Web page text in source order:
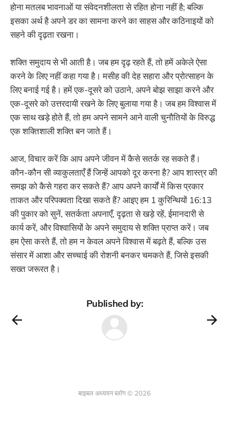
होना मतलब भावनाओं या संवेदनशीलता से रहित होना नहीं है; बल्कि
इसका अर्थ है अपने डर का सामना करने का साहस और कठिनाइयों को
सहने की दृढ़ता रखना।
शक्ति समुदाय से भी आती है। जब हम दृढ़ रहते हैं, तो हमें अकेले ऐसा
करने के लिए नहीं कहा गया है। मसीह की देह सहारा और प्रोत्साहन के
लिए बनाई गई है। हमें एक-दूसरे को उठाने, अपने बोझ साझा करने और
एक-दूसरे को उत्तरदायी रखने के लिए बुलाया गया है। जब हम विश्वास में
एक साथ खड़े होते हैं, तो हम अपने सामने आने वाली चुनौतियों के विरुद्ध
एक शक्तिशाली शक्ति बन जाते हैं।
आज, विचार करें कि आप अपने जीवन में कैसे सतर्क रह सकते हैं।
कौन-कौन सी व्याकुलताएँ हैं जिन्हें आपको दूर करना है? आप शास्त्र की
समझ को कैसे गहरा कर सकते हैं? आप अपने कार्यों में किस प्रकार
ताकत और परिपक्वता दिखा सकते हैं? आइए हम 1 कुरिन्थियों 16:13
की पुकार को सुनें, सतर्कता अपनाएँ, दृढ़ता से खड़े रहें, ईमानदारी से
कार्य करें, और विश्वासियों के अपने समुदाय से शक्ति प्राप्त करें। जब
हम ऐसा करते हैं, तो हम न केवल अपने विश्वास में बढ़ते हैं, बल्कि उस
संसार में आशा और सच्चाई की रोशनी बनकर चमकते हैं, जिसे इसकी
सख्त जरूरत है।
Published by:
बाइबल अध्ययन ब्लॉग © 2026